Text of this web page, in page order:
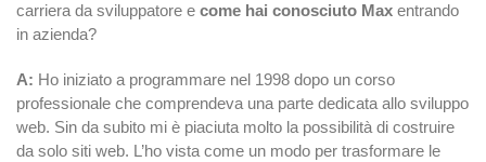
carriera da sviluppatore e come hai conosciuto Max entrando
in azienda?
A: Ho iniziato a programmare nel 1998 dopo un corso
professionale che comprendeva una parte dedicata allo sviluppo
web. Sin da subito mi è piaciuta molto la possibilità di costruire
da solo siti web. L’ho vista come un modo per trasformare le